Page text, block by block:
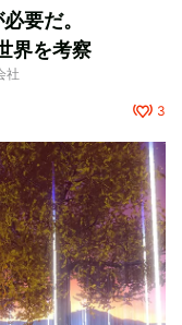
要だ。
界を考察
社
3